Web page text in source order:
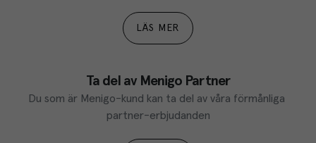
LÄS MER
Ta del av Menigo Partner
Du som är Menigo-kund kan ta del av våra förmånliga
partner-erbjudanden